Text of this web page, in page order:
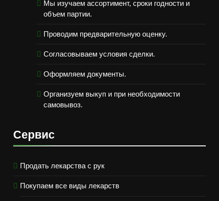
Мы изучаем ассортимент, сроки годности и
объем партии.
Проводим предварительную оценку.
Согласовываем условия сделки.
Оформляем документы.
Организуем выкуп и при необходимости
самовывоз.
Сервис
Продать лекарства с рук
Покупаем все виды лекарств